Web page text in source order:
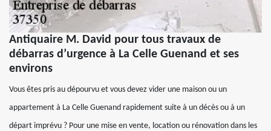
Antiquaire M. David pour tous travaux de
débarras d’urgence à La Celle Guenand et ses
environs
Vous êtes pris au dépourvu et vous devez vider une maison ou un
appartement à La Celle Guenand rapidement suite à un décès ou à un
départ imprévu ? Pour une mise en vente, location ou rénovation dans les